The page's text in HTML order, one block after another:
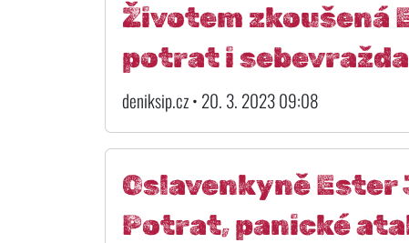
Životem zkoušená
potrat i
deniksip.cz • 20. 3. 2023 09:08
Oslavenkyně
Potrat, panické